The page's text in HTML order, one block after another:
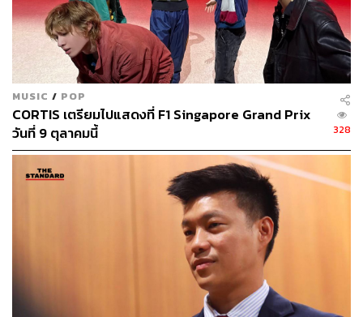
MUSIC / POP
CORTIS เตรียมไปแสดงที่ F1 Singapore Grand Prix
วันที่ 9 ตุลาคมนี้
328